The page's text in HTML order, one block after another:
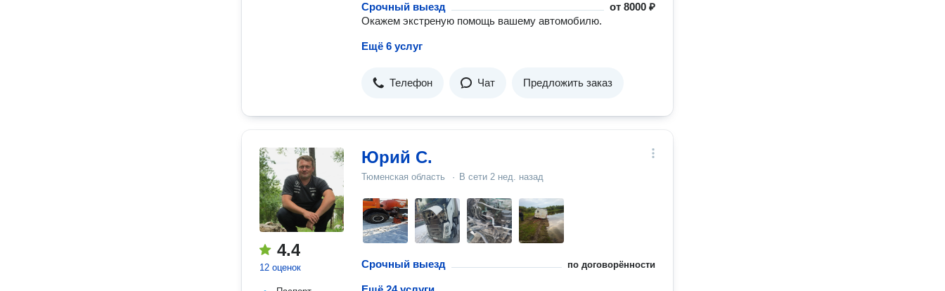
Срочный выезд от8000 ₽
Окажем экстреную помощь вашему автомобилю.
Ещё 6 услуг
Телефон Чат Предложить заказ
4.4
12 оценок
Юрий С.
Тюменская область · В сети 2 нед. назад
Срочный выезд по договорённости